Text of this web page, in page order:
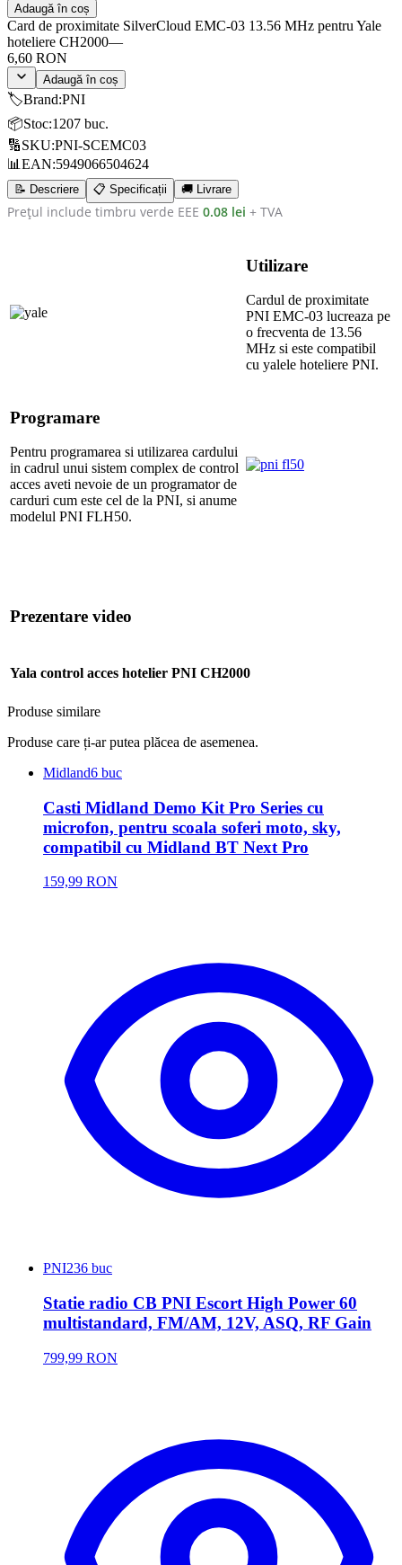
Adaugă în coș
Card de proximitate SilverCloud EMC-03 13.56 MHz pentru Yale
hoteliere CH2000—
6,60 RON
Adaugă în coș
🏷️Brand:PNI
📦Stoc:1207 buc.
🔢SKU:PNI-SCEMC03
📊 EAN:5949066504624
📝 Descriere 📋 Specificații 🚚 Livrare
Prețul include timbru verde EEE 0.08 lei + TVA
Utilizare
Cardul de proximitate
PNI EMC-03 lucreaza pe
o frecventa de 13.56
MHz si este compatibil
cu yalele hoteliere PNI.
Programare
Pentru programarea si utilizarea cardului
in cadrul unui sistem complex de control
acces aveti nevoie de un programator de
carduri cum este cel de la PNI, si anume
modelul PNI FLH50.
Prezentare video
Yala control acces hotelier PNI CH2000
Produse similare
Produse care ți-ar putea plăcea de asemenea.
Midland6 buc
Casti Midland Demo Kit Pro Series cu
microfon, pentru scoala soferi moto, sky,
compatibil cu Midland BT Next Pro
159,99 RON
PNI236 buc
Statie radio CB PNI Escort High Power 60
multistandard, FM/AM, 12V, ASQ, RF Gain
799,99 RON